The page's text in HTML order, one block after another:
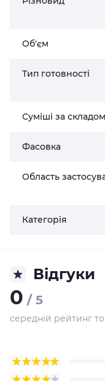
Об'єм
Тип готовності
Суміші за складом
Фасовка
Область
Категорія
Відгуки
0 / 5
середній рейтинг